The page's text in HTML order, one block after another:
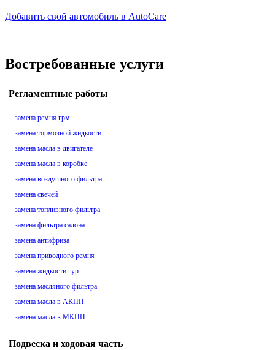
Добавить свой автомобиль в AutoCare
Востребованные услуги
Регламентные работы
замена ремня грм
замена тормозной жидкости
замена масла в двигателе
замена масла в коробке
замена воздушного фильтра
замена свечей
замена топливного фильтра
замена фильтра салона
замена антифриза
замена приводного ремня
замена жидкости гур
замена масляного фильтра
замена масла в АКПП
замена масла в МКПП
Подвеска и ходовая часть